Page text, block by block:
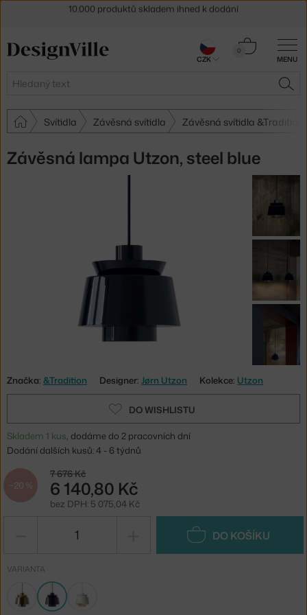
MENU
Hledat
0
Košík
Svítidla Závěsná svítidla Závěsná svítidla &Tradition
Závěsná lampa Utzon, steel blue
Značka: &Tradition Designer: Jørn Utzon Kolekce: Utzon
DO WISHLISTU
Skladem 1 kus, dodáme do 2 pracovních dní
Dodání dalších kusů: 4 - 6 týdnů
−20 %
7 676 Kč
6 140,80 Kč
bez DPH: 5 075,04 Kč
DO KOŠÍKU
VARIANTA
30 dní na vrácení zboží
CZK